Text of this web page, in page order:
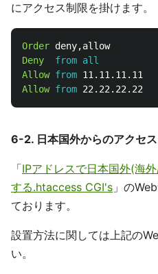
にアクセス制限を掛けます。
Order
Deny
from all
Allow from
Allow from
6-2. 日本国外からのアクセ
「IPアドレスで日本国外(海
する.htaccess CGI's 」の
ております。
設置方法に関しては上記の
い。